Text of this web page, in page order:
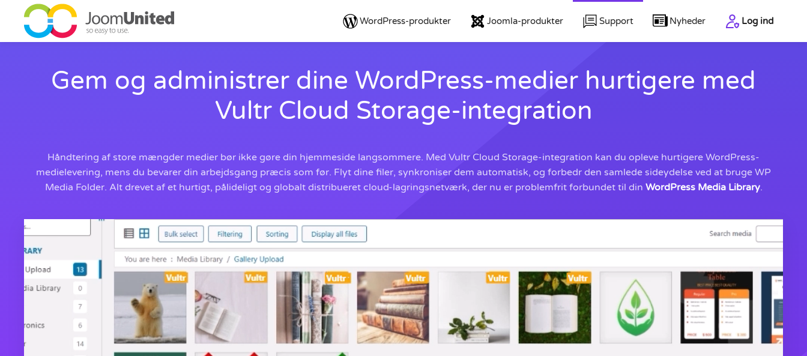
Gå til hovedindhold
WordPress-produkter Joomla-produkter Support Nyheder Log ind
Gem og administrer dine WordPress-medier hurtigere med
Vultr Cloud Storage-integration
Håndtering af store mængder medier bør ikke gøre din hjemmeside langsommere. Med Vultr Cloud Storage-integration kan du opleve hurtigere WordPress-
medielevering, mens du bevarer din arbejdsgang præcis som før. Flyt dine filer, synkroniser dem automatisk, og forbedr den samlede sideydelse ved at bruge WP
Media Folder. Alt drevet af et hurtigt, pålideligt og globalt distribueret cloud-lagringsnetværk, der nu er problemfrit forbundet til din WordPress Media Library.